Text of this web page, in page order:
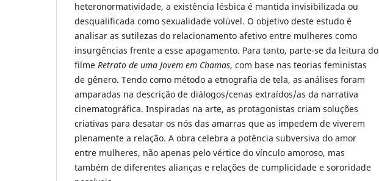
heteronormatividade, a existência lésbica é mantida invisibilizada ou
desqualificada como sexualidade volúvel. O objetivo deste estudo é
analisar as sutilezas do relacionamento afetivo entre mulheres como
insurgências frente a esse apagamento. Para tanto, parte-se da leitura do
filme Retrato de uma Jovem em Chamas, com base nas teorias feministas
de gênero. Tendo como método a etnografia de tela, as análises foram
amparadas na descrição de diálogos/cenas extraídos/as da narrativa
cinematográfica. Inspiradas na arte, as protagonistas criam soluções
criativas para desatar os nós das amarras que as impedem de viverem
plenamente a relação. A obra celebra a potência subversiva do amor
entre mulheres, não apenas pelo vértice do vínculo amoroso, mas
também de diferentes alianças e relações de cumplicidade e sororidade